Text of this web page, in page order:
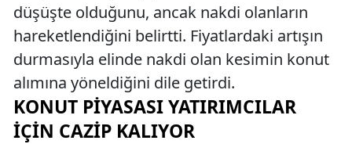
düşüşte olduğunu, ancak nakdi olanların
hareketlendiğini belirtti. Fiyatlardaki artışın
durmasıyla elinde nakdi olan kesimin konut
alımına yöneldiğini dile getirdi.
KONUT PIYASASI YATIRIMCILAR
İÇIN CAZIP KALIYOR